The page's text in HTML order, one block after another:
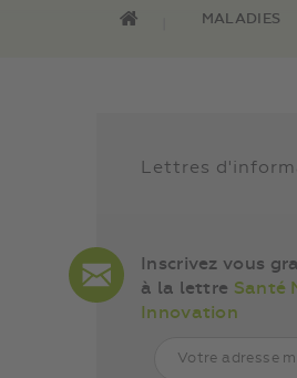
MALADIES
Lettres
Inscrivez vous
à la lettre Santé
Innovation